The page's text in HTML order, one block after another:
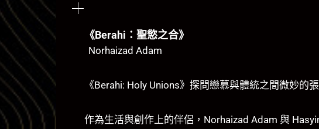
《Berahi：聖慾之合》
Norhaizad Adam
《Berahi: Holy Unions》探問戀慕與體統之間微妙
作為生活與創作上的伴侶，Norhaizad Adam 與